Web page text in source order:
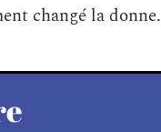
changé la donne.